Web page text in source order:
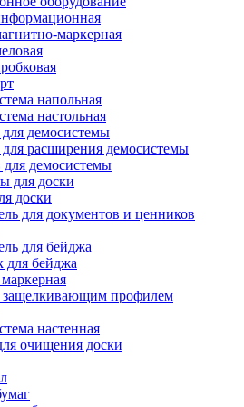
маркерная
напольная
настольная
демосистемы
расширения демосистемы
демосистемы
для доски
доски
для документов и ценников
для бейджа
бейджа
защелкивающим профилем
настенная
очищения доски